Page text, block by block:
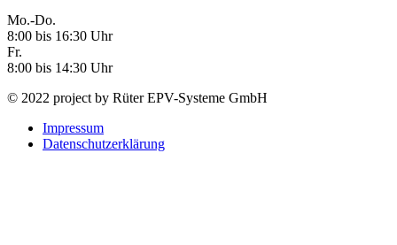
Mo.-Do.
8:00 bis 16:30 Uhr
Fr.
8:00 bis 14:30 Uhr
© 2022 project by Rüter EPV-Systeme GmbH
Impressum
Datenschutzerklärung